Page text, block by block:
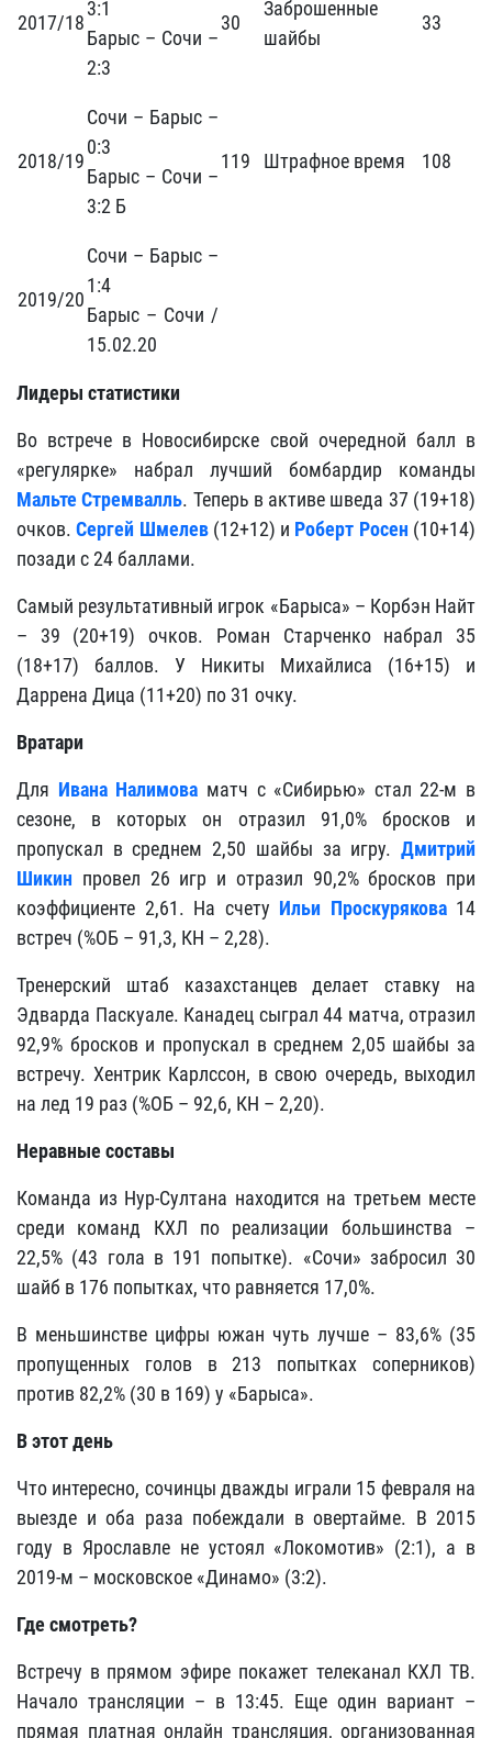
2017/18
3:1
Барыс – Сочи –
2:3
30
Заброшенные
шайбы
33
2018/19
Сочи – Барыс –
0:3
Барыс – Сочи –
3:2 Б
119 Штрафное время 108
2019/20
Сочи – Барыс –
1:4
Барыс – Сочи /
15.02.20
Лидеры статистики
Во встрече в Новосибирске свой очередной балл в
«регулярке» набрал лучший бомбардир команды
Мальте Стремвалль. Теперь в активе шведа 37 (19+18)
очков.Сергей Шмелев(12+12) и Роберт Росен (10+14)
позади с 24 баллами.
Самый результативный игрок «Барыса» – Корбэн Найт
– 39 (20+19) очков. Роман Старченко набрал 35
(18+17) баллов. У Никиты Михайлиса (16+15) и
Даррена Дица (11+20) по 31 очку.
Вратари
Для Ивана Налимова матч с «Сибирью» стал 22-м в
сезоне, в которых он отразил 91,0% бросков и
пропускал в среднем 2,50 шайбы за игру. Дмитрий
Шикин провел 26 игр и отразил 90,2% бросков при
коэффициенте 2,61. На счету Ильи Проскурякова14
встреч (%ОБ – 91,3, КН – 2,28).
Тренерский штаб казахстанцев делает ставку на
Эдварда Паскуале. Канадец сыграл 44 матча, отразил
92,9% бросков и пропускал в среднем 2,05 шайбы за
встречу. Хентрик Карлссон, в свою очередь, выходил
на лед 19 раз (%ОБ – 92,6, КН – 2,20).
Неравные составы
Команда из Нур-Султана находится на третьем месте
среди команд КХЛ по реализации большинства –
22,5% (43 гола в 191 попытке). «Сочи» забросил 30
шайб в 176 попытках, что равняется 17,0%.
В меньшинстве цифры южан чуть лучше – 83,6% (35
пропущенных голов в 213 попытках соперников)
против 82,2% (30 в 169) у «Барыса».
В этот день
Что интересно, сочинцы дважды играли 15 февраля на
выезде и оба раза побеждали в овертайме. В 2015
году в Ярославле не устоял «Локомотив» (2:1), а в
2019-м – московское «Динамо» (3:2).
Где смотреть?
Встречу в прямом эфире покажет телеканал КХЛ ТВ.
Начало трансляции – в 13:45. Еще один вариант –
прямая платная онлайн трансляция, организованная